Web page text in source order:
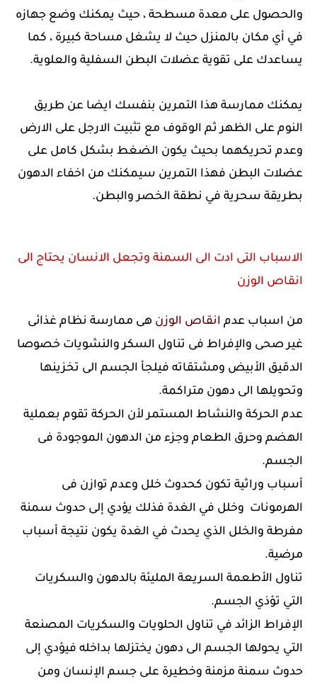
والحصول على معدة مسطحة ، حيث يمكنك وضع جهازه
في أي مكان بالمنزل حيث لا يشغل مساحة كبيرة ، كما
يساعدك على تقوية عضلات البطن السفلية والعلوية.
يمكنك ممارسة هذا التمرين بنفسك ايضا عن طريق
النوم على الظهر ثم الوقوف مع تثبيت الارجل على الارض
وعدم تحريكهما بحيث يكون الضغط بشكل كامل على
عضلات البطن فهذا التمرين سيمكنك من اخفاء الدهون
بطريقة سحرية في نطقة الخصر والبطن.
الاسباب التى ادت الى السمنة وتجعل الانسان يحتاج الى
انقاص الوزن
من اسباب عدم انقاص الوزن هى ممارسة نظام غذائى
غير صحى والإفراط فى تناول السكر والنشويات خصوصا
الدقيق الأبيض ومشتقاته فيلجأ الجسم الى تخزينها
وتحويلها الى دهون متراكمة.
عدم الحركة والنشاط المستمر لأن الحركة تقوم بعملية
الهضم وحرق الطعام وجزء من الدهون الموجودة فى
الجسم.
أسباب وراثية تكون كحدوث خلل وعدم توازن فى
الهرمونات وخلل في الغدة فذلك يؤدي إلى حدوث سمنة
مفرطة والخلل الذي يحدث في الغدة يكون نتيجة أسباب
مرضية.
تناول الأطعمة السريعة المليئة بالدهون والسكريات
التي تؤذي الجسم.
الإفراط الزائد في تناول الحلويات والسكريات المصنعة
التي يحولها الجسم الى دهون يختزلها بداخله فيؤدي إلى
حدوث سمنة مزمنة وخطيرة على جسم الإنسان ومن